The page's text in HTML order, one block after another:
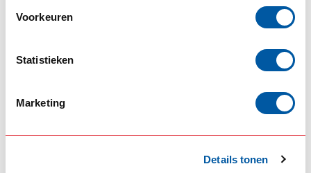
Voorkeuren
Statistieken
Marketing
Details tonen
achterlichten
Op voorraad